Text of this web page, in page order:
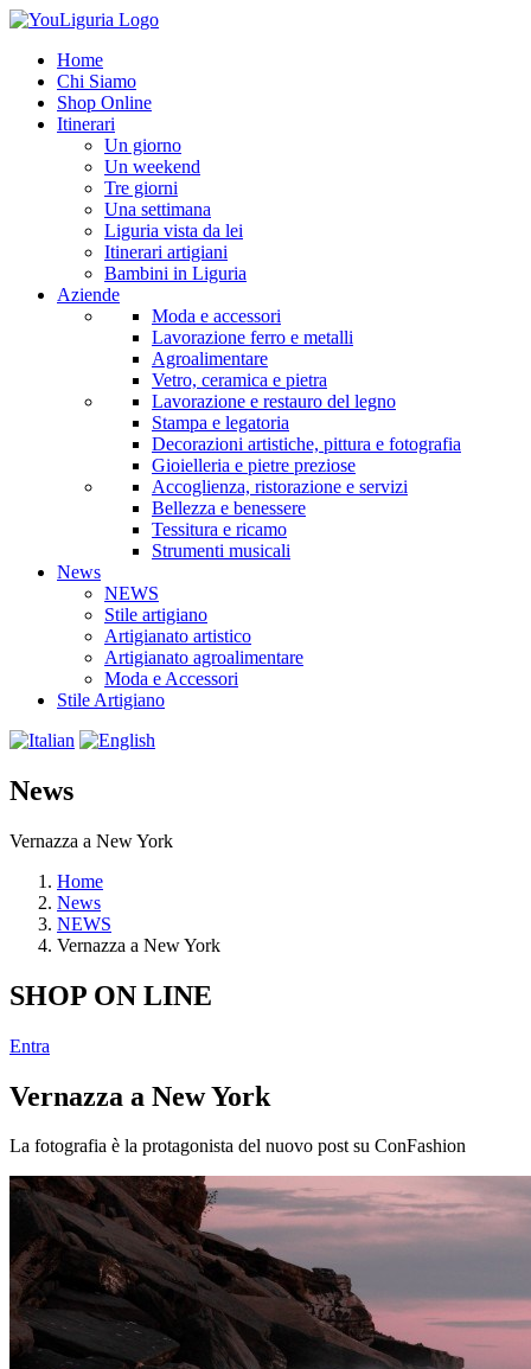
Home
Chi Siamo
Shop Online
Itinerari
Un giorno
Un weekend
Tre giorni
Una settimana
Liguria vista da lei
Itinerari artigiani
Bambini in Liguria
Aziende
Moda e accessori
Lavorazione ferro e metalli
Agroalimentare
Vetro, ceramica e pietra
Lavorazione e restauro del legno
Stampa e legatoria
Decorazioni artistiche, pittura e fotografia
Gioielleria e pietre preziose
Accoglienza, ristorazione e servizi
Bellezza e benessere
Tessitura e ricamo
Strumenti musicali
News
NEWS
Stile artigiano
Artigianato artistico
Artigianato agroalimentare
Moda e Accessori
Stile Artigiano
News
Vernazza a New York
Home
News
NEWS
Vernazza a New York
SHOP ON LINE
Entra
Vernazza a New York
La fotografia è la protagonista del nuovo post su ConFashion